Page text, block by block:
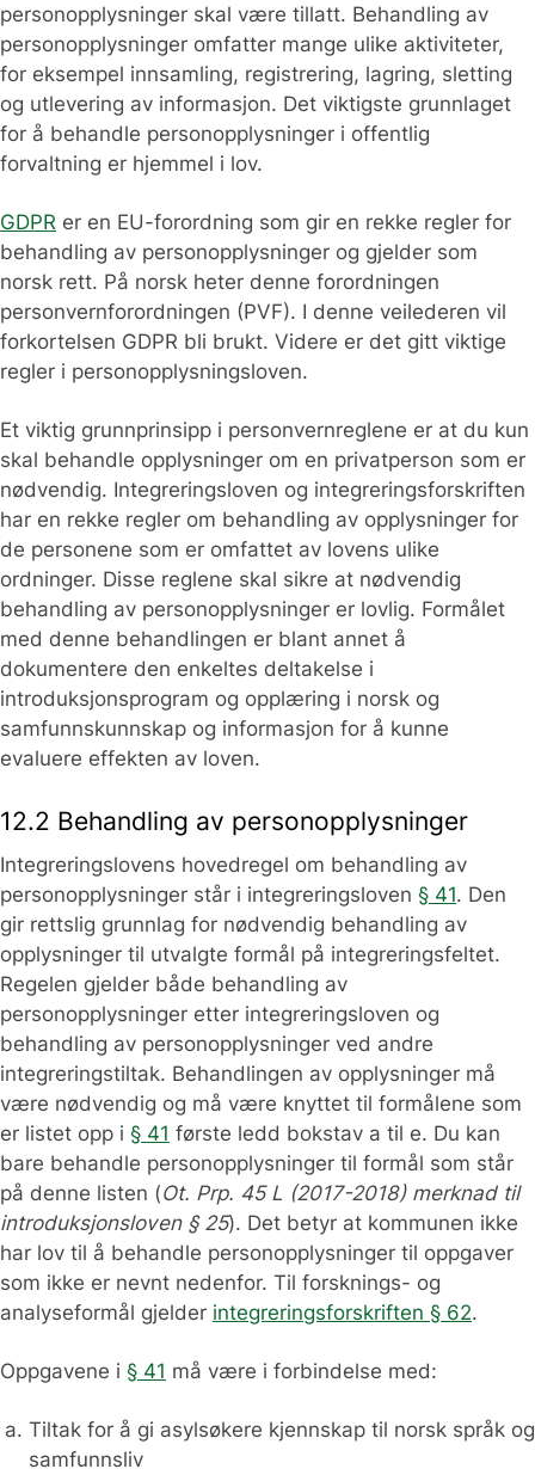
personopplysninger skal være tillatt. Behandling av
personopplysninger omfatter mange ulike aktiviteter,
for eksempel innsamling, registrering, lagring, sletting
og utlevering av informasjon. Det viktigste grunnlaget
for å behandle personopplysninger i offentlig
forvaltning er hjemmel i lov.
GDPR er en EU-forordning som gir en rekke regler for
behandling av personopplysninger og gjelder som
norsk rett. På norsk heter denne forordningen
personvernforordningen (PVF). I denne veilederen vil
forkortelsen GDPR bli brukt. Videre er det gitt viktige
regler i personopplysningsloven.
Et viktig grunnprinsipp i personvernreglene er at du kun
skal behandle opplysninger om en privatperson som er
nødvendig. Integreringsloven og integreringsforskriften
har en rekke regler om behandling av opplysninger for
de personene som er omfattet av lovens ulike
ordninger. Disse reglene skal sikre at nødvendig
behandling av personopplysninger er lovlig. Formålet
med denne behandlingen er blant annet å
dokumentere den enkeltes deltakelse i
introduksjonsprogram og opplæring i norsk og
samfunnskunnskap og informasjon for å kunne
evaluere effekten av loven.
12.2 Behandling av personopplysninger
Integreringslovens hovedregel om behandling av
personopplysninger står i integreringsloven § 41. Den
gir rettslig grunnlag for nødvendig behandling av
opplysninger til utvalgte formål på integreringsfeltet.
Regelen gjelder både behandling av
personopplysninger etter integreringsloven og
behandling av personopplysninger ved andre
integreringstiltak. Behandlingen av opplysninger må
være nødvendig og må være knyttet til formålene som
er listet opp i § 41 første ledd bokstav a til e. Du kan
bare behandle personopplysninger til formål som står
på denne listen (Ot. Prp. 45 L (2017-2018) merknad til
introduksjonsloven § 25). Det betyr at kommunen ikke
har lov til å behandle personopplysninger til oppgaver
som ikke er nevnt nedenfor. Til forsknings- og
analyseformål gjelder integreringsforskriften § 62.
Oppgavene i § 41 må være i forbindelse med:
Tiltak for å gi asylsøkere kjennskap til norsk språk og
samfunnsliv